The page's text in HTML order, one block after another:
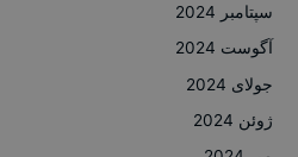
سپتامبر 2024
آگوست 2024
جولای 2024
ژوئن 2024